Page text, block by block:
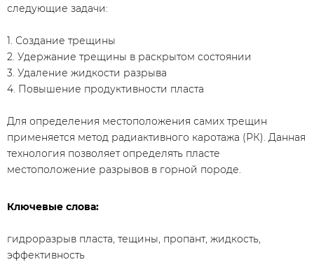
следующие задачи:
1. Создание трещины
2. Удержание трещины в раскрытом состоянии
3. Удаление жидкости разрыва
4. Повышение продуктивности пласта
Для определения местоположения самих трещин
применяется метод радиактивного каротажа (РК). Данная
технология позволяет определять пласте
местоположение разрывов в горной породе.
Ключевые слова:
гидроразрыв пласта, тещины, пропант, жидкость,
эффективность